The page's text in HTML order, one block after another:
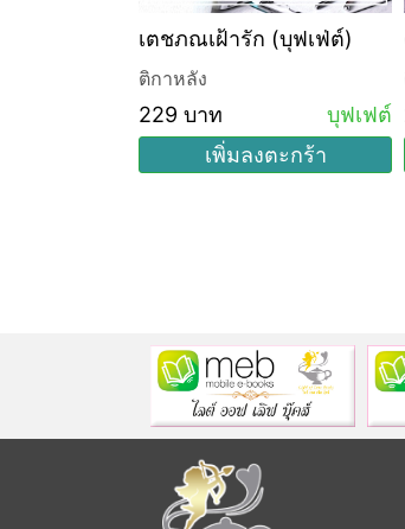
เตชภณเฝ้ารัก (บุฟเฟ่ต์)
ติกาหลัง
229 บาท
บุฟเฟต์
เพิ่มลงตะกร้า